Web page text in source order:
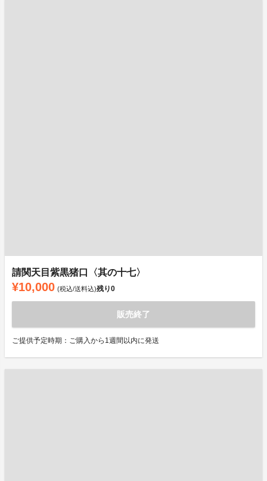
請関天目紫黒猪口〈其の十七〉
¥10,000 (税込/送料込)残り0
販売終了
ご提供予定時期：ご購入から1週間以内に発送